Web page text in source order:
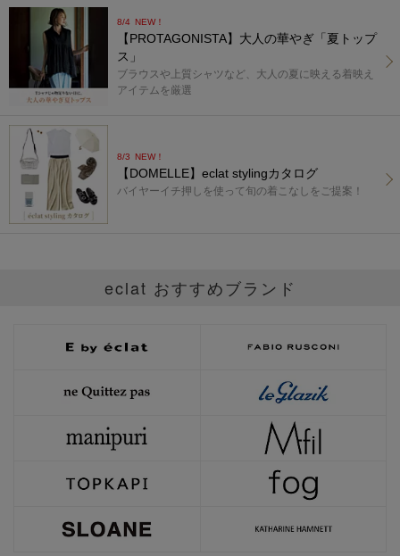
8/4 NEW！
【PROTAGONISTA】大人の華やぎ「夏トップ
ス」
ブラウスや上質シャツなど、大人の夏に映える着映え
アイテムを厳選
8/3 NEW！
【DOMELLE】eclat stylingカタログ
バイヤーイチ押しを使って旬の着こなしをご提案！
eclat おすすめブランド